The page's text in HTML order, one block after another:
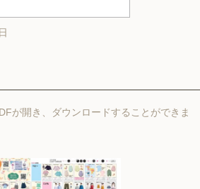
が開き、ダウンロードすることができま